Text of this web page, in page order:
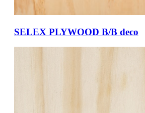
SELEX PLYWOOD B/B deco